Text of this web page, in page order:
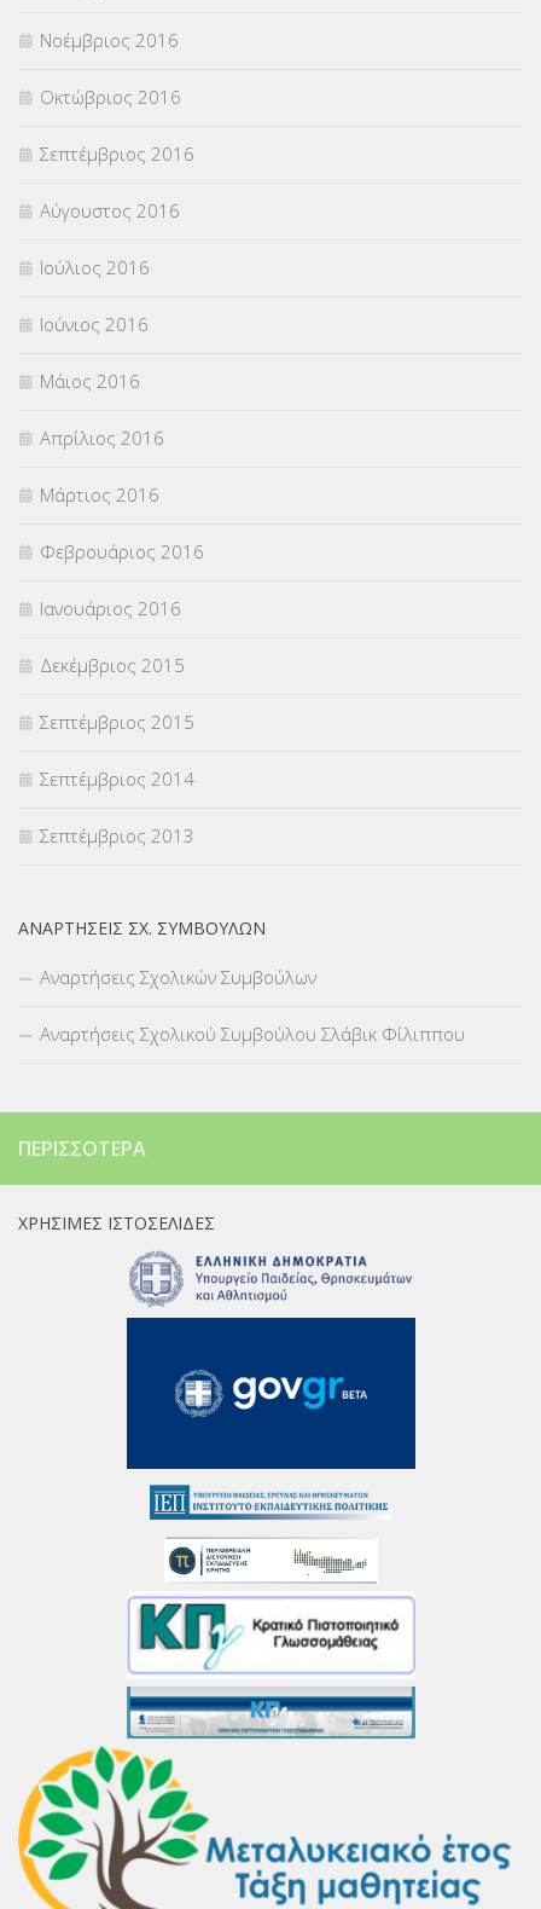
Νοέμβριος 2016
Οκτώβριος 2016
Σεπτέμβριος 2016
Αύγουστος 2016
Ιούλιος 2016
Ιούνιος 2016
Μάιος 2016
Απρίλιος 2016
Μάρτιος 2016
Φεβρουάριος 2016
Ιανουάριος 2016
Δεκέμβριος 2015
Σεπτέμβριος 2015
Σεπτέμβριος 2014
Σεπτέμβριος 2013
ΑΝΑΡΤΉΣΕΙΣ ΣΧ. ΣΥΜΒΟΎΛΩΝ
Αναρτήσεις Σχολικών Συμβούλων
Αναρτήσεις Σχολικού Συμβούλου Σλάβικ Φίλιππου
ΠΕΡΙΣΣΌΤΕΡΑ
ΧΡΉΣΙΜΕΣ ΙΣΤΟΣΕΛΊΔΕΣ